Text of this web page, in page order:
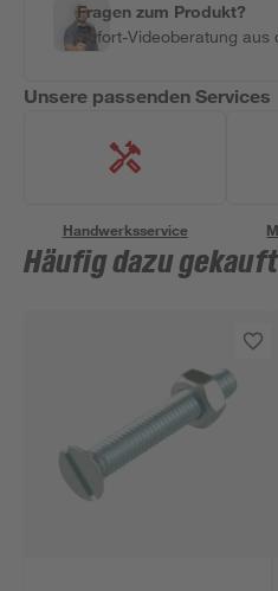
Fragen zum Produkt?
Sofort-Videoberatung
Unsere passenden Services
Handwerksservice
Häufig dazu gekauft